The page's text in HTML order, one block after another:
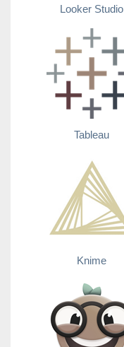
Looker Studio
Tableau
Knime